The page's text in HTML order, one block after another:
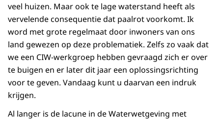
veel huizen. Maar ook te lage waterstand heeft als
vervelende consequentie dat paalrot voorkomt. Ik
word met grote regelmaat door inwoners van ons
land gewezen op deze problematiek. Zelfs zo vaak dat
we een CIW-werkgroep hebben gevraagd zich er over
te buigen en er later dit jaar een oplossingsrichting
voor te geven. Vandaag kunt u daarvan een indruk
krijgen.
Al langer is de lacune in de Waterwetgeving met